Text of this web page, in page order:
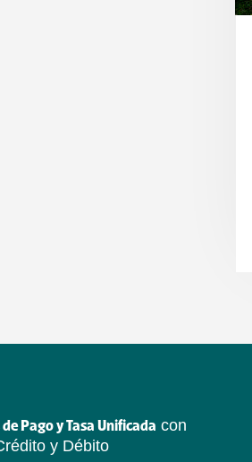
Pago y Tasa Unificada con
y Débito